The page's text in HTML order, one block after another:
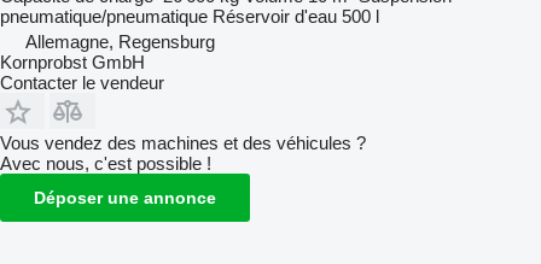
pneumatique/pneumatique Réservoir d'eau 500 l
Allemagne, Regensburg
Kornprobst GmbH
Contacter le vendeur
Vous vendez des machines et des véhicules ?
Avec nous, c'est possible !
Déposer une annonce